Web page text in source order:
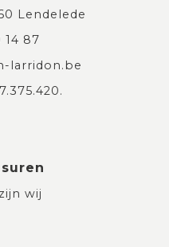
Lendelede
14 87
larridon.be
wij